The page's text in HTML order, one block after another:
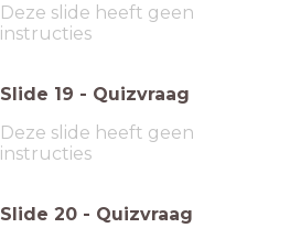
Deze slide heeft geen
instructies
Slide 19 - Quizvraag
Deze slide heeft geen
instructies
Slide 20 - Quizvraag